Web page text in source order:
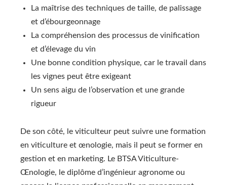
La maîtrise des techniques de taille, de palissage
et d’ébourgeonnage
La compréhension des processus de vinification
et d’élevage du vin
Une bonne condition physique, car le travail dans
les vignes peut être exigeant
Un sens aigu de l’observation et une grande
rigueur
De son côté, le viticulteur peut suivre une formation
en viticulture et œnologie, mais il peut se former en
gestion et en marketing. Le BTSA Viticulture-
Œnologie, le diplôme d’ingénieur agronome ou